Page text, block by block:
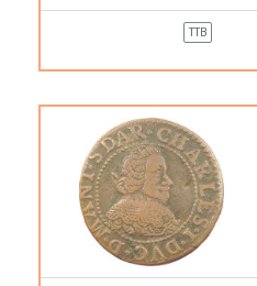
TTB